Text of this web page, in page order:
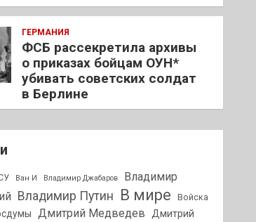
ГЕРМАНИЯ
ФСБ рассекретила архивы
о приказах бойцам ОУН*
убивать советских солдат
в Берлине
Ван И Владимир Джабаров
Владимир
Владимир Путин В мире Войска
Дмитрий Медведев Дмитрий